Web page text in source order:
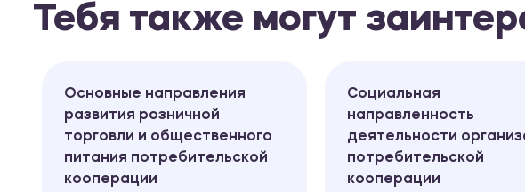
Тебя также могут
Основные направления
развития розничной
торговли и общественного
питания потребительской
кооперации
Социальная
направленность
деятельности
потребительской
кооперации